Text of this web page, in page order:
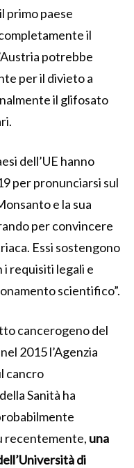
primo paese
il
potrebbe
per il divieto a
il glifosato
dell’UE hanno
per pronunciarsi sul
e la sua
per convincere
Essi sostengono
i requisiti legali e
scientifico”.
cancerogeno del
2015 l’Agenzia
cancro
Sanità ha
recentemente, una
di